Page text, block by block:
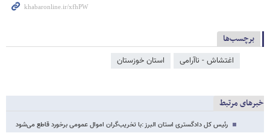
برچسب‌ها
اغتشاش - ناآرامی استان خوزستان
خبرهای مرتبط
رئیس کل دادگستری استان البرز :با تخریب‌گران اموال عمومی برخورد قاطع می‌شود